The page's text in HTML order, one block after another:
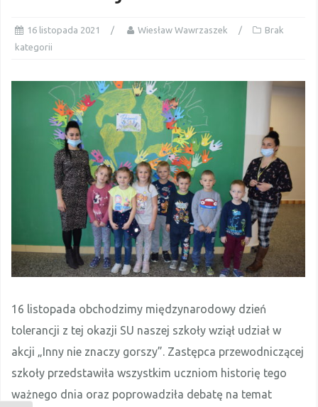
16 listopada 2021 Wiesław Wawrzaszek
Brak
kategorii
16 listopada obchodzimy międzynarodowy dzień
tolerancji z tej okazji SU naszej szkoły wziął udział w
akcji „Inny nie znaczy gorszy”. Zastępca przewodniczącej
szkoły przedstawiła wszystkim uczniom historię tego
ważnego dnia oraz poprowadziła debatę na temat